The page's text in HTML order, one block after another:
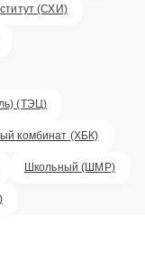
(СХИ)
(ТЭЦ)
комбинат (ХБК)
Школьный (ШМР)